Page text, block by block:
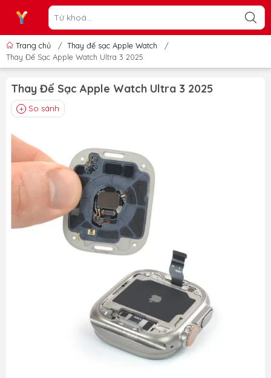
Trang chủ / Thay đế sạc Apple Watch
/
Thay Đế Sạc Apple Watch Ultra 3 2025
Thay Đế Sạc Apple Watch Ultra 3 2025
So sánh